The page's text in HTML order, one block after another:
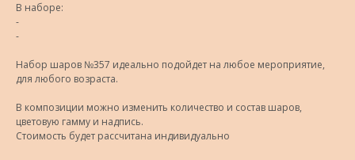
В наборе:
-
-
Набор шаров №357 идеально подойдет на любое мероприятие,
для любого возраста.
В композиции можно изменить количество и состав шаров,
цветовую гамму и надпись.
Стоимость будет рассчитана индивидуально